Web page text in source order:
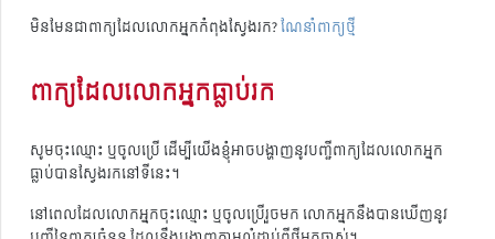
មិនមែនជាពាក្យដែលលោកអ្នកកំពុងស្វែងរក?ណែនាំពាក្យថ្មី
ពាក្យដែលលោកអ្នកធ្លាប់រក
សូមចុះឈ្មោះ ឬចូលប្រើ ដើម្បីយើងខ្ញុំអាចបង្ហាញនូវបញ្ជីពាក្យដែលលោកអ្នក
ធ្លាប់បានស្វែងរកនៅទីនេះ។
នៅពេលដែលលោកអ្នកចុះឈ្មោះ ឬចូលប្រើរួចមក លោកអ្នកនឹងបានឃើញនូវ